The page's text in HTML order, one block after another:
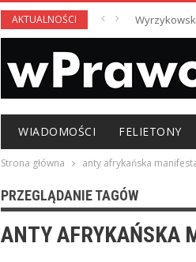
AKTUALNOŚCI
WIADOMOŚCI FELIETONY
Strona główna anty afrykańska
PRZEGLĄDANIE TAGÓW
ANTY AFRYKAŃSKA